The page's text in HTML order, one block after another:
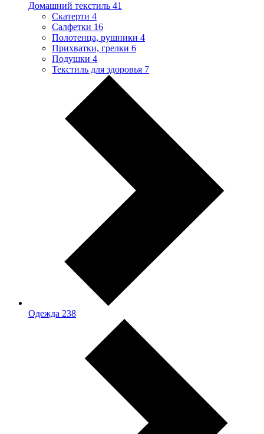
Домашний текстиль 41
Скатерти 4
Салфетки 16
Полотенца, рушники 4
Прихватки, грелки 6
Подушки 4
Текстиль для здоровья 7
Одежда 238